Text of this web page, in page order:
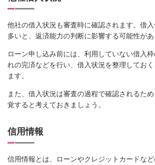
他社の借入状況も審査時に確認されます。借
多いと、返済能力の判断に影響する可能性があ
ローン申し込み前には、利用していない借入
れの完済などを行い、借入状況を整理してお
ます。
また、借入状況は審査の過程で確認されるた
覚すると考えておきましょう。
信用情報
信用情報とは、ローンやクレジットカードな